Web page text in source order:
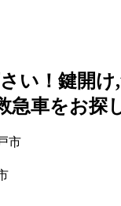
い！鍵開
車をお探
市